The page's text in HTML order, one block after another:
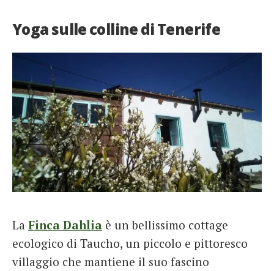
Yoga sulle colline di Tenerife
La Finca Dahlia è un bellissimo cottage
ecologico di Taucho, un piccolo e pittoresco
villaggio che mantiene il suo fascino